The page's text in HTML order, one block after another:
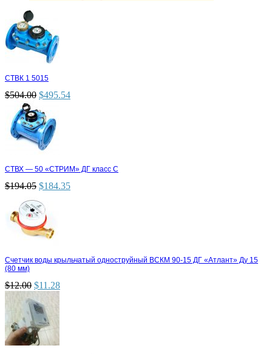
СТВК 1 5015
$504.00 $495.54
СТВХ — 50 «СТРИМ» ДГ класс С
$194.05 $184.35
Счетчик воды крыльчатый одноструйный ВСКМ 90-15 ДГ «Атлант» Ду 15
(80 мм)
$12.00 $11.28